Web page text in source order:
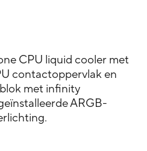
CPU liquid cooler met
contactoppervlak en
met infinity
ARGB-